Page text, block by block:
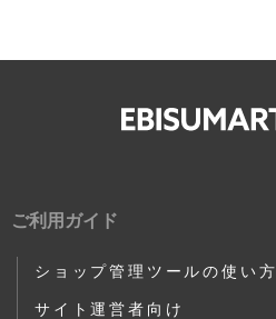
ご利用ガイド
ショップ管理ツールの使い方
サイト運営者向け